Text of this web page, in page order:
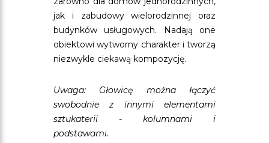
jak i zabudowy wielorodzinnej oraz
budynków usługowych. Nadają one
obiektowi wytworny charakter i tworzą
niezwykle ciekawą kompozycję.
Uwaga: Głowicę można łączyć
swobodnie z innymi elementami
sztukaterii - kolumnami i
podstawami.